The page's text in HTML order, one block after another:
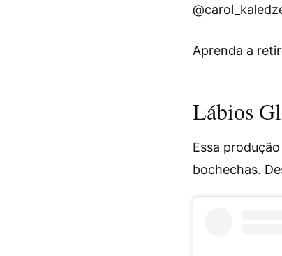
Aprenda a
Lábios
Essa
bochechas.